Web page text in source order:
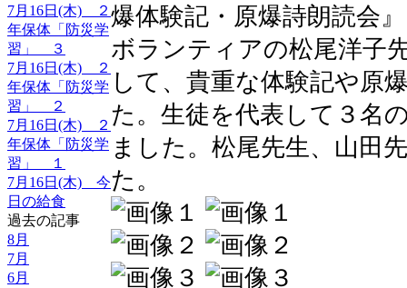
7月16日(木) ２
年保体「防災学
習」 ３
7月16日(木) ２
年保体「防災学
習」 ２
7月16日(木) ２
年保体「防災学
習」 １
7月16日(木) 今
日の給食
過去の記事
8月
7月
6月
爆体験記・原爆詩朗読会
ボランティアの松尾洋子
して、貴重な体験記や原
た。生徒を代表して３名
ました。松尾先生、山田
た。